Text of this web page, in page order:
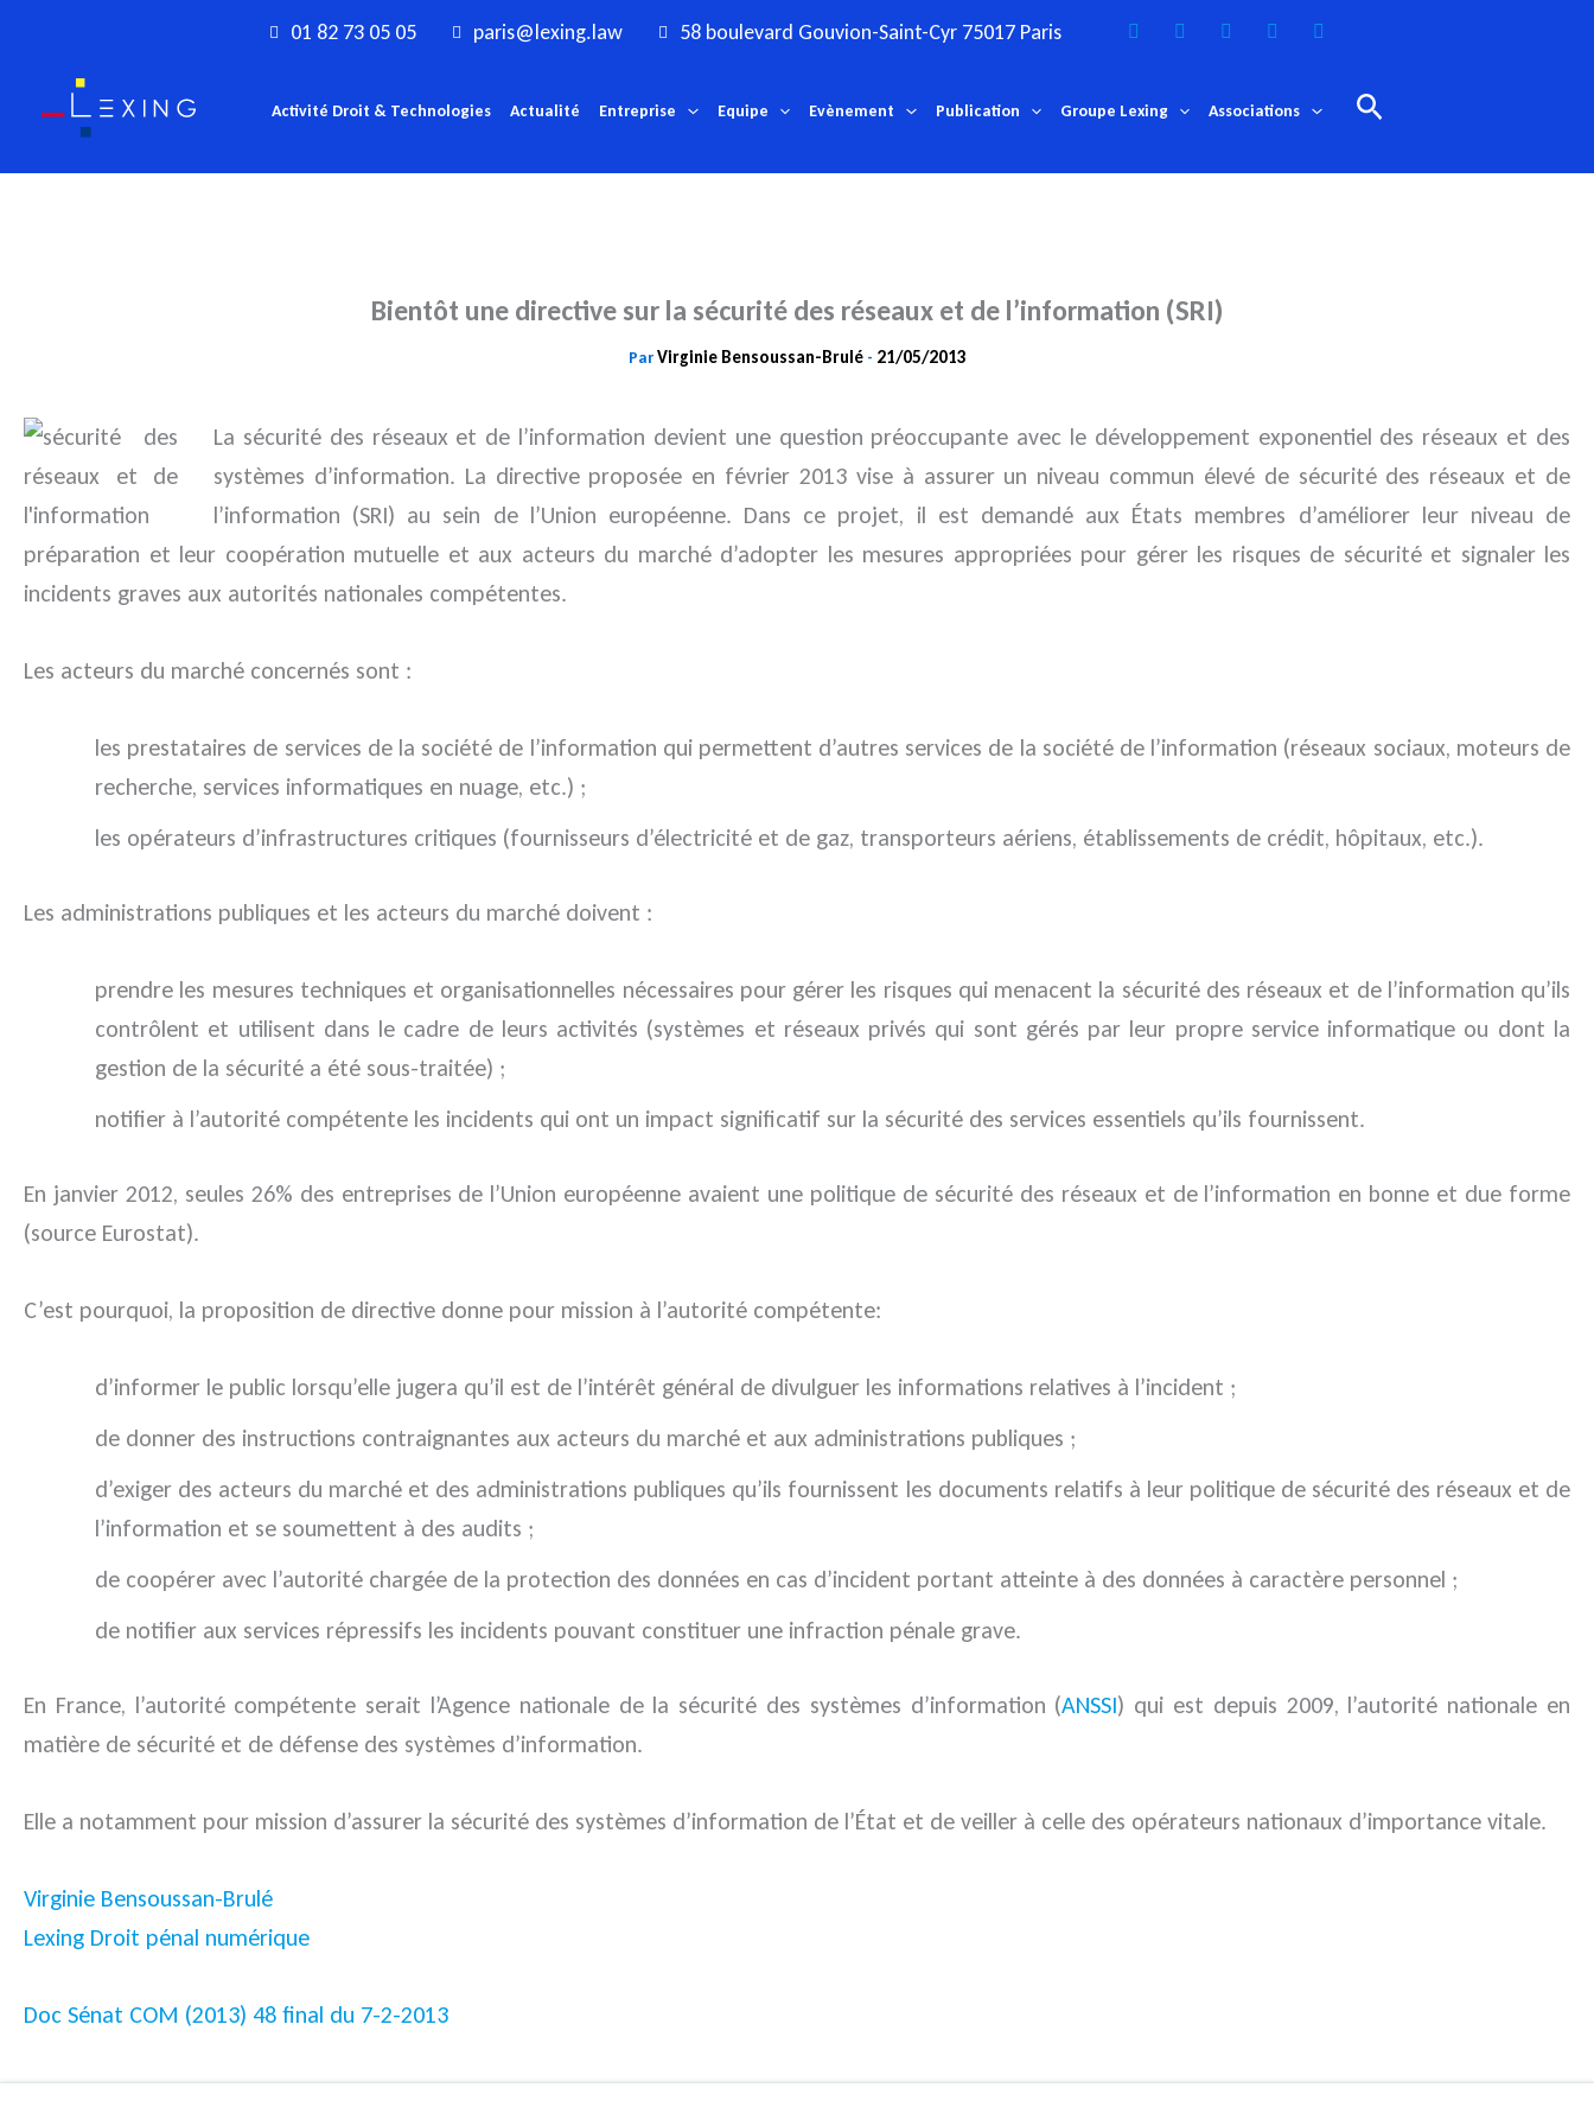
contenu
01 82 73 05 05 paris@lexing.law 58 boulevard Gouvion-Saint-Cyr 75017 Paris
Activité Droit & Technologies Actualité Entreprise Equipe Evènement Publication Groupe Lexing Associations Rechercher
Bientôt une directive sur la sécurité des réseaux et de l’information (SRI)
ParVirginie Bensoussan-Brulé - 21/05/2013
La sécurité des réseaux et de l’information devient une question préoccupante avec le développement exponentiel des réseaux et des
systèmes d’information. La directive proposée en février 2013 vise à assurer un niveau commun élevé de sécurité des réseaux et de
l’information (SRI) au sein de l’Union européenne. Dans ce projet, il est demandé aux États membres d’améliorer leur niveau de
préparation et leur coopération mutuelle et aux acteurs du marché d’adopter les mesures appropriées pour gérer les risques de sécurité et signaler les
incidents graves aux autorités nationales compétentes.
Les acteurs du marché concernés sont :
les prestataires de services de la société de l’information qui permettent d’autres services de la société de l’information (réseaux sociaux, moteurs de
recherche, services informatiques en nuage, etc.) ;
les opérateurs d’infrastructures critiques (fournisseurs d’électricité et de gaz, transporteurs aériens, établissements de crédit, hôpitaux, etc.).
Les administrations publiques et les acteurs du marché doivent :
prendre les mesures techniques et organisationnelles nécessaires pour gérer les risques qui menacent la sécurité des réseaux et de l’information qu’ils
contrôlent et utilisent dans le cadre de leurs activités (systèmes et réseaux privés qui sont gérés par leur propre service informatique ou dont la
gestion de la sécurité a été sous-traitée) ;
notifier à l’autorité compétente les incidents qui ont un impact significatif sur la sécurité des services essentiels qu’ils fournissent.
En janvier 2012, seules 26% des entreprises de l’Union européenne avaient une politique de sécurité des réseaux et de l’information en bonne et due forme
(source Eurostat).
C’est pourquoi, la proposition de directive donne pour mission à l’autorité compétente:
d’informer le public lorsqu’elle jugera qu’il est de l’intérêt général de divulguer les informations relatives à l’incident ;
de donner des instructions contraignantes aux acteurs du marché et aux administrations publiques ;
d’exiger des acteurs du marché et des administrations publiques qu’ils fournissent les documents relatifs à leur politique de sécurité des réseaux et de
l’information et se soumettent à des audits ;
de coopérer avec l’autorité chargée de la protection des données en cas d’incident portant atteinte à des données à caractère personnel ;
de notifier aux services répressifs les incidents pouvant constituer une infraction pénale grave.
En France, l’autorité compétente serait l’Agence nationale de la sécurité des systèmes d’information (ANSSI) qui est depuis 2009, l’autorité nationale en
matière de sécurité et de défense des systèmes d’information.
Elle a notamment pour mission d’assurer la sécurité des systèmes d’information de l’État et de veiller à celle des opérateurs nationaux d’importance vitale.
Virginie Bensoussan-Brulé
Lexing Droit pénal numérique
Doc Sénat COM (2013) 48 final du 7-2-2013